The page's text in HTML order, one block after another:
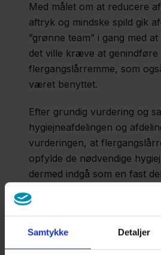
Samtykke Detaljer
på regionen
346 nye
ruder
sparer
39 tons
CO2 på
Næstved
Sygehus
Solcelleanlæg
sparer 88
tons CO2
Med målet om at reducere
aftryk og mindske spild gik
”grønne team” i gang med
det ville kræve at genindføre
flergangslårremme, som
været benyttet.
Efter grundig vurdering og
hygiejneafdelingen og
vurderingen, at
opfylde de nødvendige
dermed indgå som en fast
Dette skift har ikke kun
ressourcer, men også
på cirka 1.250
dermed næsten 18.000